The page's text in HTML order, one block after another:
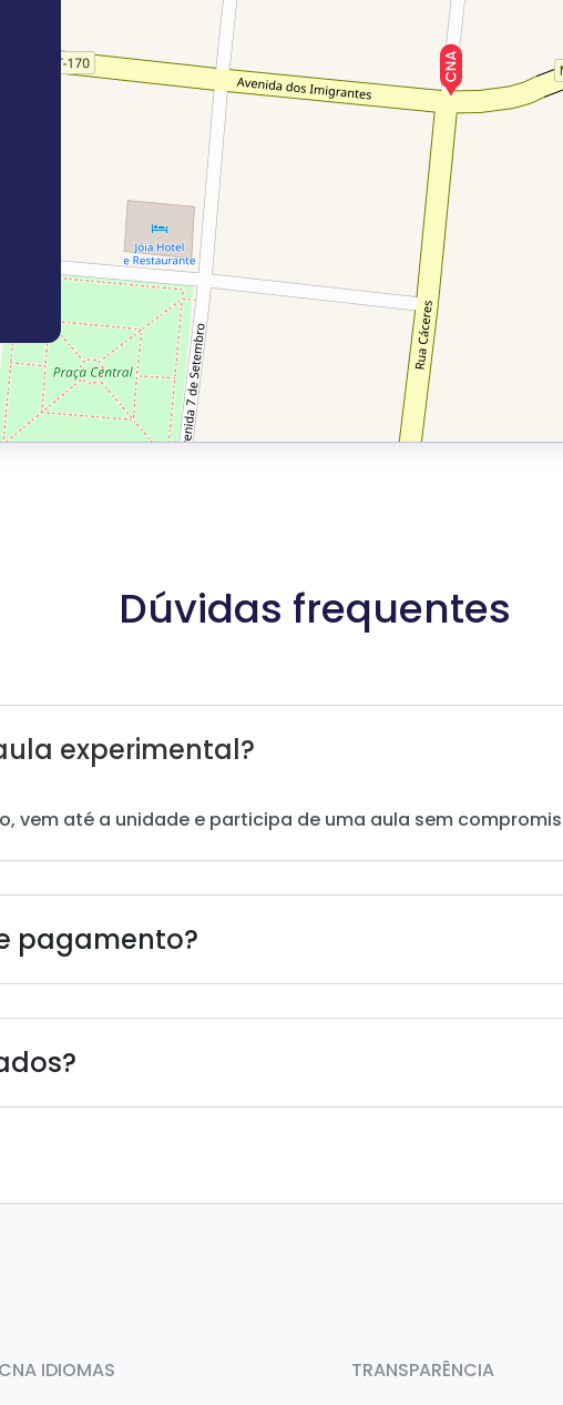
Dúvidas frequentes
experimental?
vem até a unidade e participa de uma aula sem
pagamento?
CNA IDIOMAS TRANSPARÊNCIA